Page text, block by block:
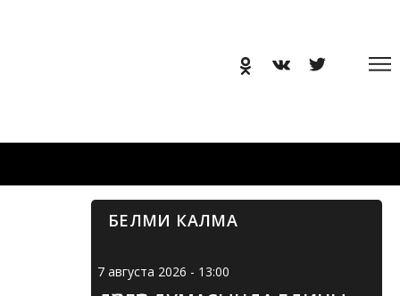
БЕЛМИ КАЛМА
7 августа 2026 - 13:00